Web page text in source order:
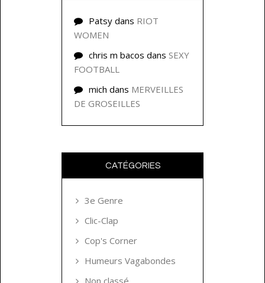
Patsy dans RIOT
WOMEN
chris m bacos dans SEXY
FOOTBALL
mich dans MERVEILLES
DE GROSEILLES
CATÉGORIES
3e Genre
Clic-Clap
Cop's Corner
Humeurs Vagabondes